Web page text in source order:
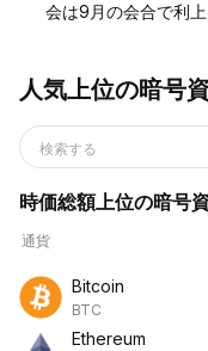
会は9月の会合で利
人気上位の暗号
検索する
時価総額上位の暗号
通貨
Bitcoin
BTC
Ethereum